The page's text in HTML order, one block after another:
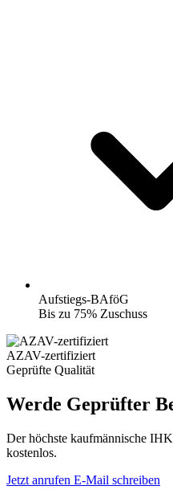
Aufstiegs-BAföG
Bis zu 75% Zuschuss
AZAV-zertifiziert
Geprüfte Qualität
Werde Geprüfter
Der höchste kaufmännische
kostenlos.
Jetzt anrufen E-Mail schreiben